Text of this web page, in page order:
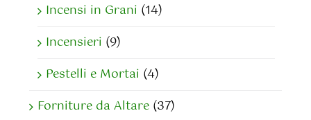
Incensi in Grani (14)
Incensieri (9)
Pestelli e Mortai (4)
Forniture da Altare (37)